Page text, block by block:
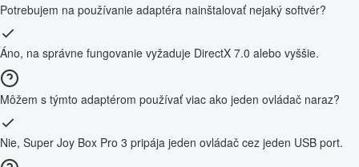
Potrebujem na používanie adaptéra nainštalovať nejaký softvér?
Áno, na správne fungovanie vyžaduje DirectX 7.0 alebo vyššie.
Môžem s týmto adaptérom používať viac ako jeden ovládač naraz?
Nie, Super Joy Box Pro 3 pripája jeden ovládač cez jeden USB port.